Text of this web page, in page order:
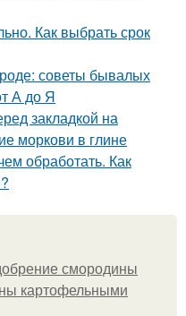
Как выбрать срок
советы бывалых
А до Я
закладкой на
моркови в глине
обработать. Как
смородины
картофельными